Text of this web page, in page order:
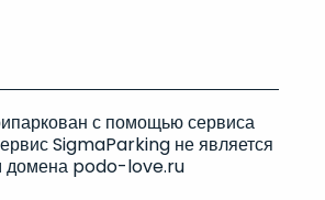
с помощью сервиса
SigmaParking не является
домена podo-love.ru